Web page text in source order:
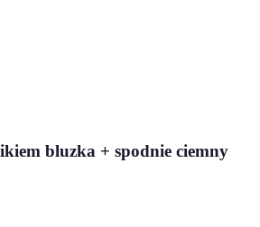
bluzka + spodnie ciemny